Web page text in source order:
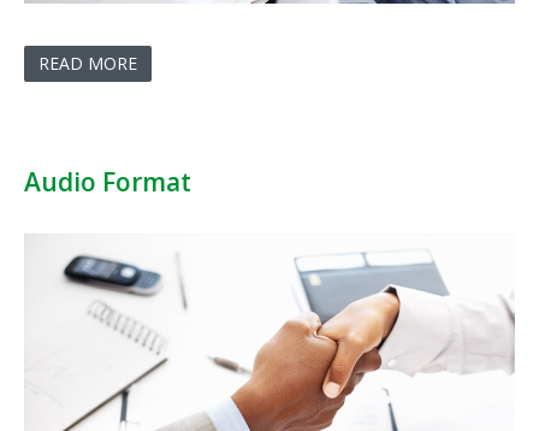
READ MORE
Audio Format